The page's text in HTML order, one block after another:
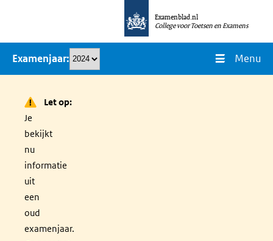
naar
inhoud
Examenblad.nl
College voor Toetsen en Examens
Examenjaar Menu
Let op:
Je
bekijkt
nu
informatie
uit
een
oud
examenjaar.